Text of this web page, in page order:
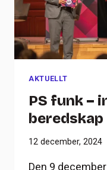
AKTUELLT
PS funk –
beredskap
12 december, 2024
Den 9